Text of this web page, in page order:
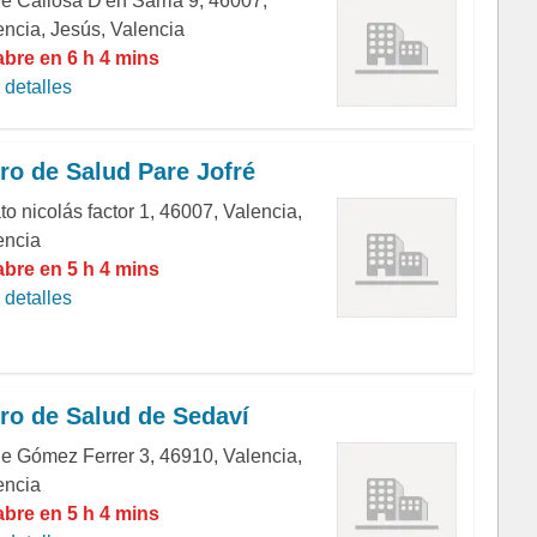
Jesús, Valencia
en 6 h 4 mins
detalles
de Salud Pare Jofré
nicolás factor 1, 46007, Valencia,
en 5 h 4 mins
detalles
de Salud de Sedaví
Gómez Ferrer 3, 46910, Valencia,
en 5 h 4 mins